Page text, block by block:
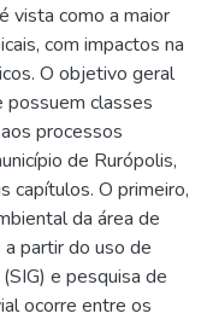
vista como a maior
com impactos na
O objetivo geral
possuem classes
processos
de Rurópolis,
capítulos. O primeiro,
da área de
partir do uso de
e pesquisa de
ocorre entre os